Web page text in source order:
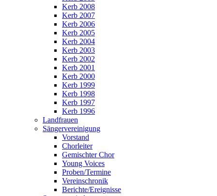
Kerb 2008
Kerb 2007
Kerb 2006
Kerb 2005
Kerb 2004
Kerb 2003
Kerb 2002
Kerb 2001
Kerb 2000
Kerb 1999
Kerb 1998
Kerb 1997
Kerb 1996
Landfrauen
Sängervereinigung
Vorstand
Chorleiter
Gemischter Chor
Young Voices
Proben/Termine
Vereinschronik
Berichte/Ereignisse